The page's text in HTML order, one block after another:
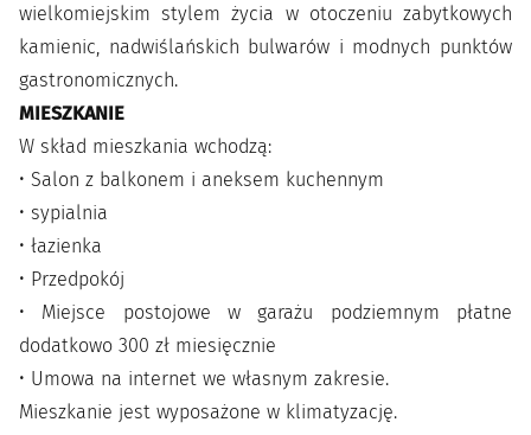
wielkomiejskim stylem życia w otoczeniu zabytkowych
kamienic, nadwiślańskich bulwarów i modnych punktów
gastronomicznych.
MIESZKANIE
W skład mieszkania wchodzą:
• Salon z balkonem i aneksem kuchennym
• sypialnia
• łazienka
• Przedpokój
• Miejsce postojowe w garażu podziemnym płatne
dodatkowo 300 zł miesięcznie
• Umowa na internet we własnym zakresie.
Mieszkanie jest wyposażone w klimatyzację.